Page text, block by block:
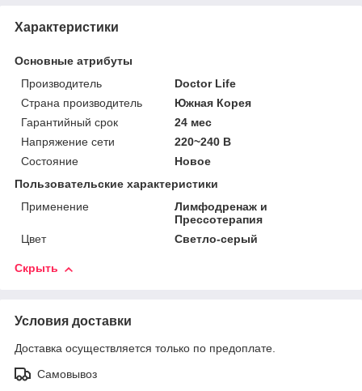
Характеристики
Основные атрибуты
Производитель
Doctor Life
Страна производитель
Южная Корея
Гарантийный срок
24 мес
Напряжение сети
220~240 В
Состояние
Новое
Пользовательские характеристики
Применение
Лимфодренаж и
Прессотерапия
Цвет
Светло-серый
Скрыть
Условия доставки
Доставка осуществляется только по предоплате.
Самовывоз